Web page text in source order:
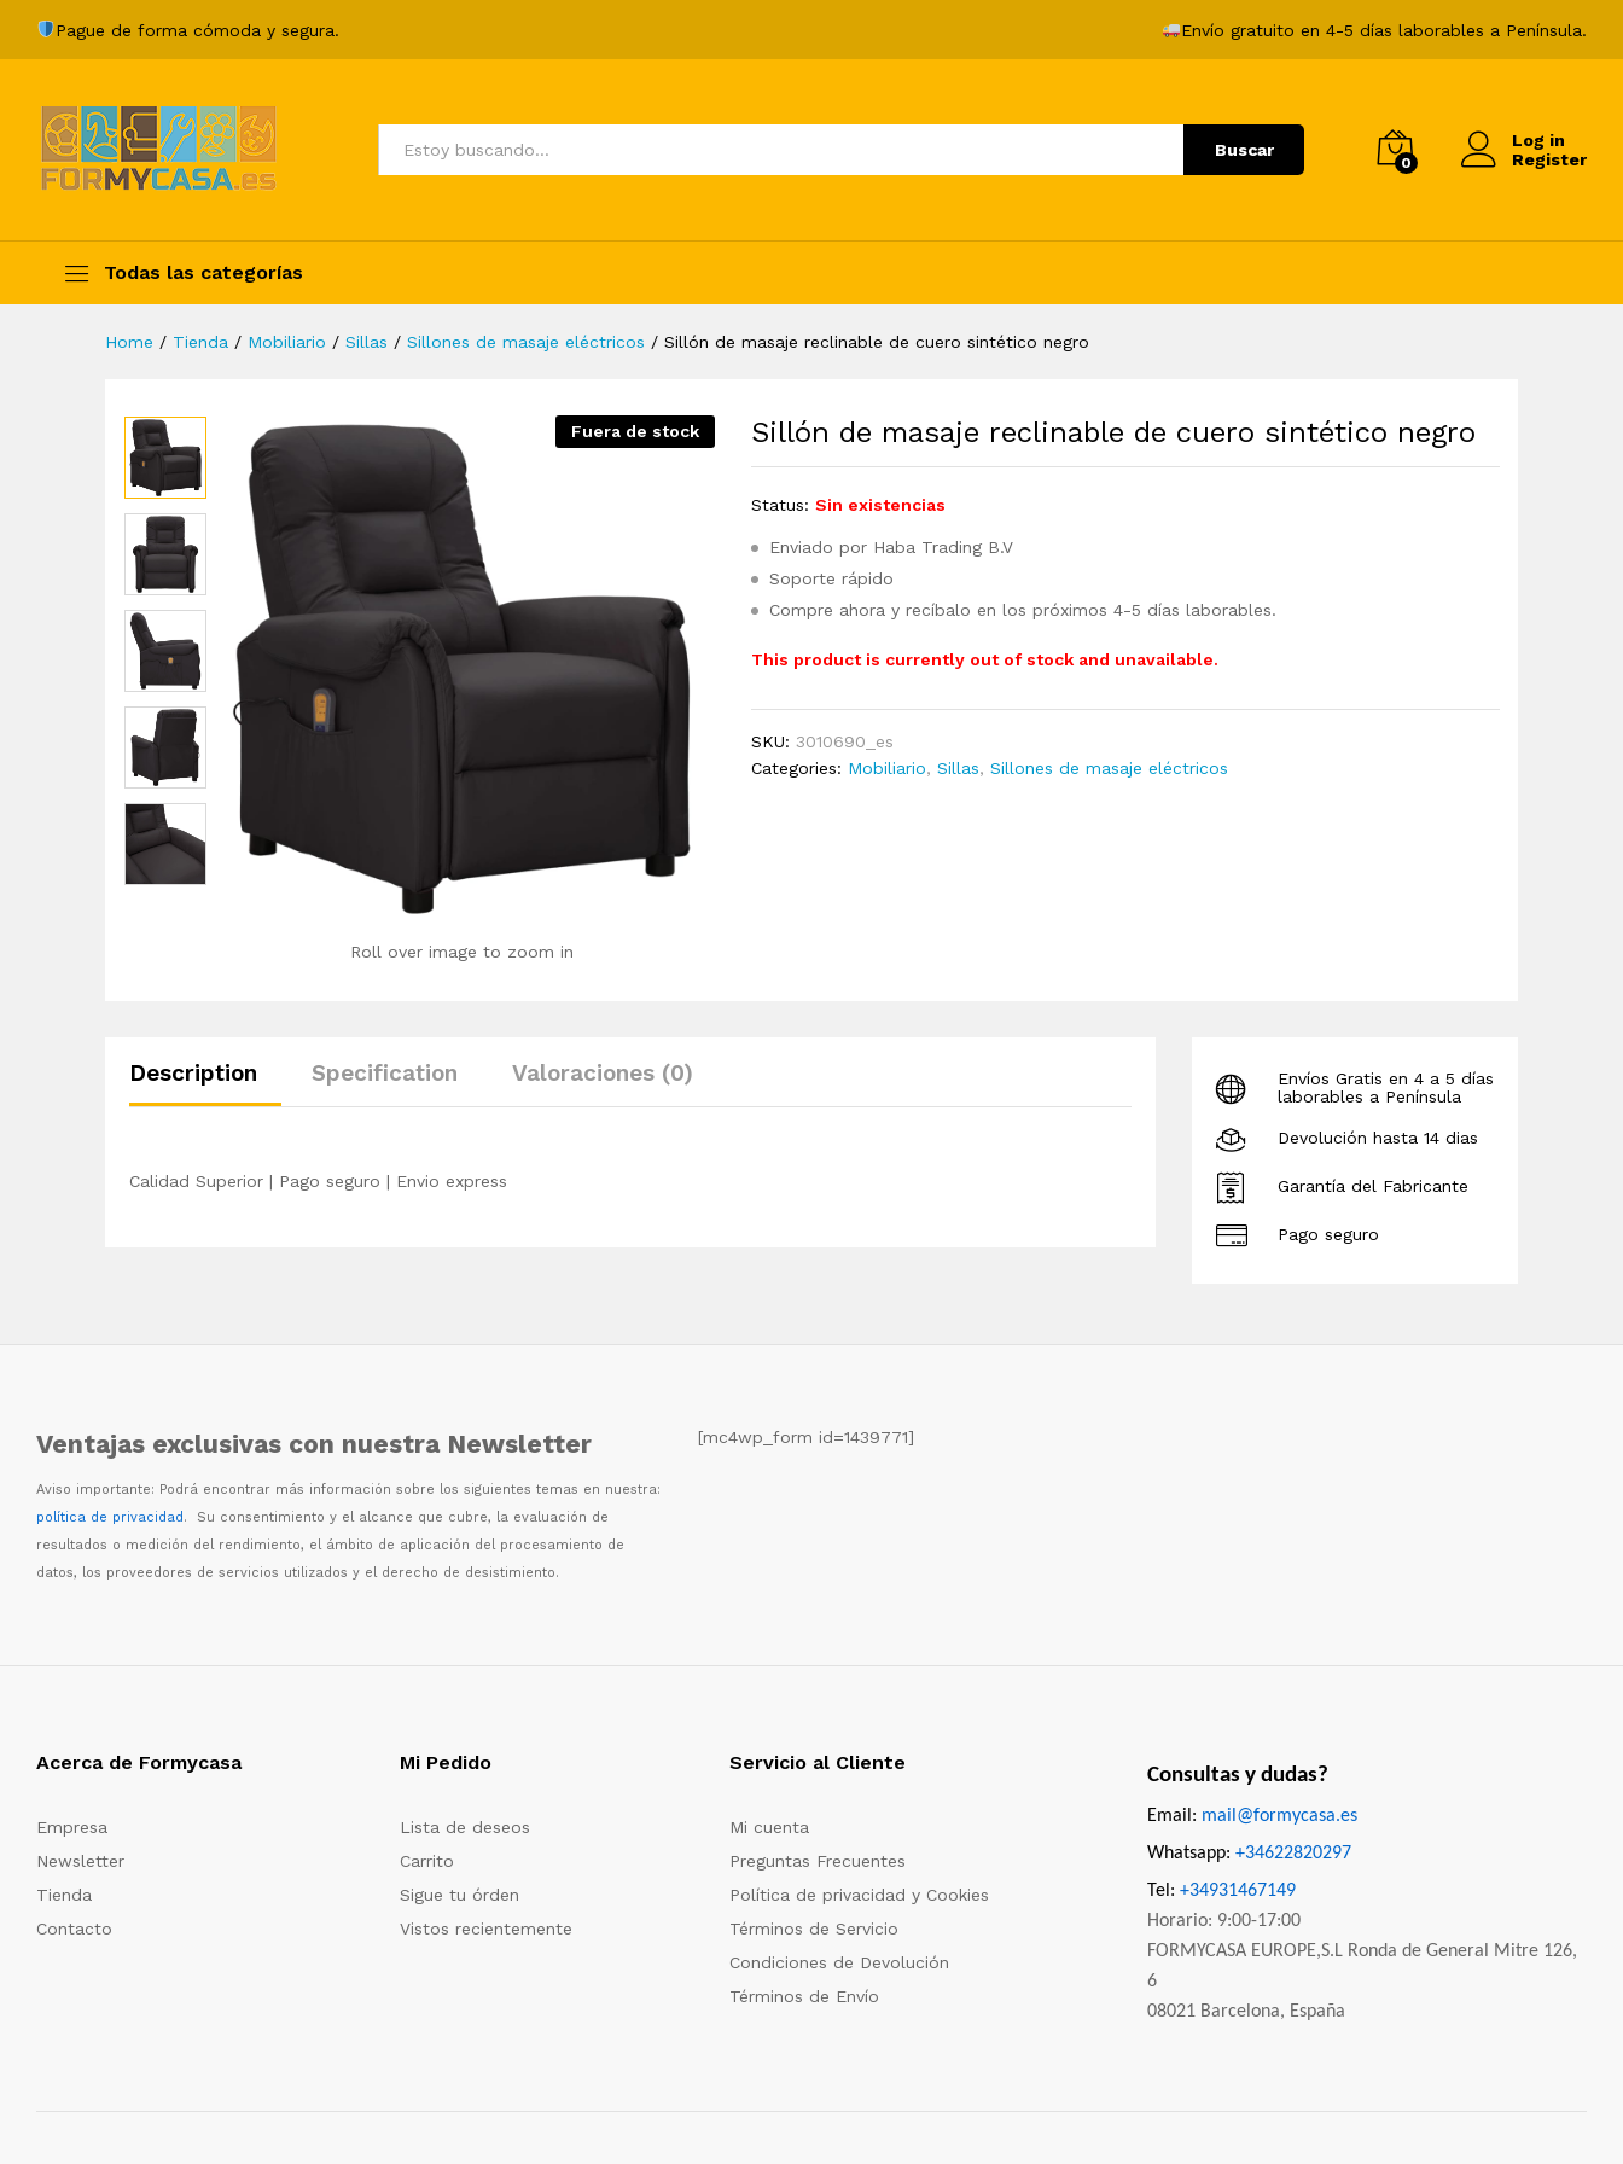
Pague de forma cómoda y segura. Envío gratuito en 4-5 días laborables a Península.
Todos Buscar
0
Log in
Register
Todas las categorías
y animales
Home / Tienda / Mobiliario / Sillas / Sillones de masaje eléctricos / Sillón de masaje reclinable de cuero sintético negro
Fuera de stock
Roll over image to zoom in
Sillón de masaje reclinable de cuero sintético negro
Status: Sin existencias
Enviado por Haba Trading B.V
Soporte rápido
Compre ahora y recíbalo en los próximos 4-5 días laborables.
This product is currently out of stock and unavailable.
SKU:3010690_es
Categories: Mobiliario,Sillas,Sillones de masaje eléctricos
Description Specification Valoraciones (0)
Calidad Superior | Pago seguro | Envio express
Envíos Gratis en 4 a 5 días
laborables a Península
Devolución hasta 14 dias
Garantía del Fabricante
Pago seguro
Ventajas exclusivas con nuestra Newsletter
Aviso importante: Podrá encontrar más información sobre los siguientes temas en nuestra:
política de privacidad. Su consentimiento y el alcance que cubre, la evaluación de
resultados o medición del rendimiento, el ámbito de aplicación del procesamiento de
datos, los proveedores de servicios utilizados y el derecho de desistimiento.
[mc4wp_form id=1439771]
Acerca de Formycasa
Empresa
Newsletter
Tienda
Contacto
Mi Pedido
Lista de deseos
Carrito
Sigue tu órden
Vistos recientemente
Servicio al Cliente
Mi cuenta
Preguntas Frecuentes
Política de privacidad y Cookies
Términos de Servicio
Condiciones de Devolución
Términos de Envío
Consultas y dudas?
Email: mail@formycasa.es
Whatsapp: +34622820297
Tel: +34931467149
Horario: 9:00-17:00
FORMYCASA EUROPE,S.L Ronda de General Mitre 126,
6
08021 Barcelona, España
Description Specification